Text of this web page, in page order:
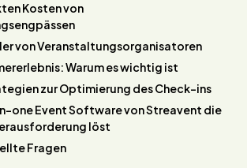
Kosten von
von Veranstaltungsorganisatoren
Warum es wichtig ist
zur Optimierung des Check-ins
one Event Software von Streavent die
löst
Fragen